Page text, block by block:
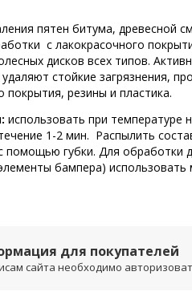
пятен битума, древесной
с лакокрасочного
дисков всех типов.
удаляют стойкие загрязнения,
покрытия, резины и пластика.
использовать при температуре
1-2 мин. Распылить
помощью губки. Для обработки
бампера)
для покупателей
сайта необходимо